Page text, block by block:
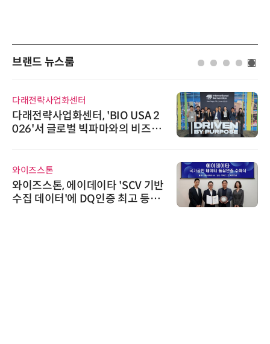
브랜드 뉴스룸
다래전략사업화센터
다래전략사업화센터, 'BIO USA 2
026'서 글로벌 빅파마와의 비즈니
와이즈스톤
와이즈스톤, 에이데이타 'SCV 기반
수집 데이터'에 DQ인증 최고 등급